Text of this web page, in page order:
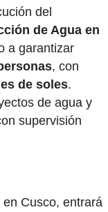
del
de Agua en
a garantizar
, con
de soles.
de agua y
supervisión
en Cusco, entrará